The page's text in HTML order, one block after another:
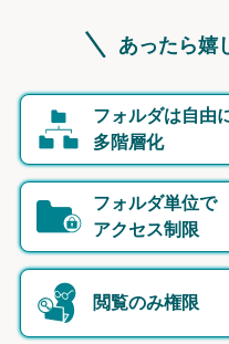
あったら嬉
フォルダは自由
多階層化
フォルダ単位で
アクセス制限
閲覧のみ権限